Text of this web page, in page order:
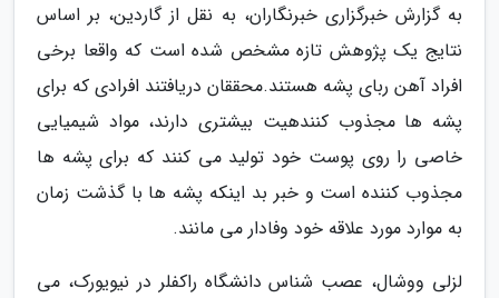
به گزارش خبرگزاری خبرنگاران، به نقل از گاردین، بر اساس
نتایج یک پژوهش تازه مشخص شده است که واقعا برخی
افراد آهن ربای پشه هستند.محققان دریافتند افرادی که برای
پشه ها مجذوب کنندهیت بیشتری دارند، مواد شیمیایی
خاصی را روی پوست خود تولید می کنند که برای پشه ها
مجذوب کننده است و خبر بد اینکه پشه ها با گذشت زمان
به موارد مورد علاقه خود وفادار می مانند.
لزلی ووشال، عصب شناس دانشگاه راکفلر در نیویورک، می